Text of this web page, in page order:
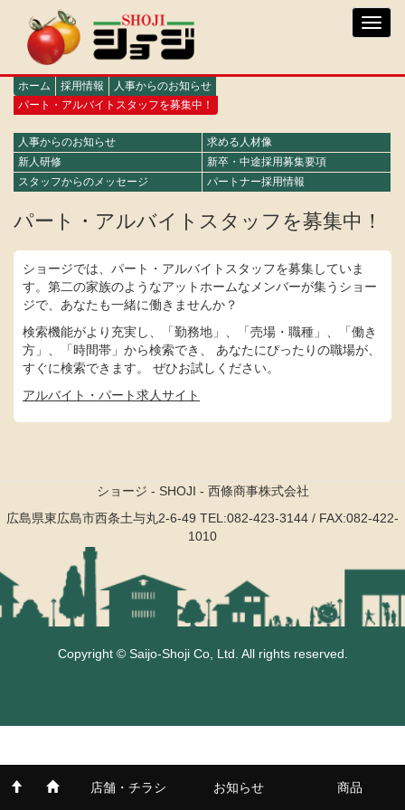
ン ホーム 採用情報
人事からのお知らせ
パート・アルバイトスタッフを募集中！
recruit
人事からのお知らせ
求める人材像
新人研修
新卒・中途採用募集要項
スタッフからのメッセージ
パートナー採用情報
パート・アルバイトスタッフを募集中！
ショージでは、パート・アルバイトスタッフを募集していま
す。第二の家族のようなアットホームなメンバーが集うショー
ジで、あなたも一緒に働きませんか？
検索機能がより充実し、「勤務地」、「売場・職種」、「働き
方」、「時間帯」から検索でき、 あなたにぴったりの職場が、
すぐに検索できます。 ぜひお試しください。
アルバイト・パート求人サイト
ショージ - SHOJI - 西條商事株式会社
広島県東広島市西条土与丸2-6-49 TEL:082-423-3144 / FAX:082-422-
1010
.
Copyright © Saijo-Shoji Co, Ltd. All rights reserved.
店舗・チラシ お知らせ 商品